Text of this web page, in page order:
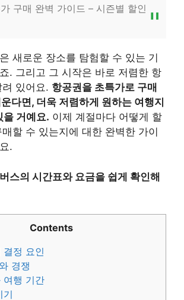
구매 완벽 가이드 – 시즌별 할인
새로운 장소를 탐험할 수 있는 기
. 그리고 그 시작은 바로 저렴한 항
있어요. 항공권을 초특가로 구매
다면, 더욱 저렴하게 원하는 여행지
을 거예요. 이제 계절마다 어떻게 할
할 수 있는지에 대한 완벽한 가이
.
스의 시간표와 요금을 쉽게 확인해
Contents
결정 요인
경쟁
여행 기간
기